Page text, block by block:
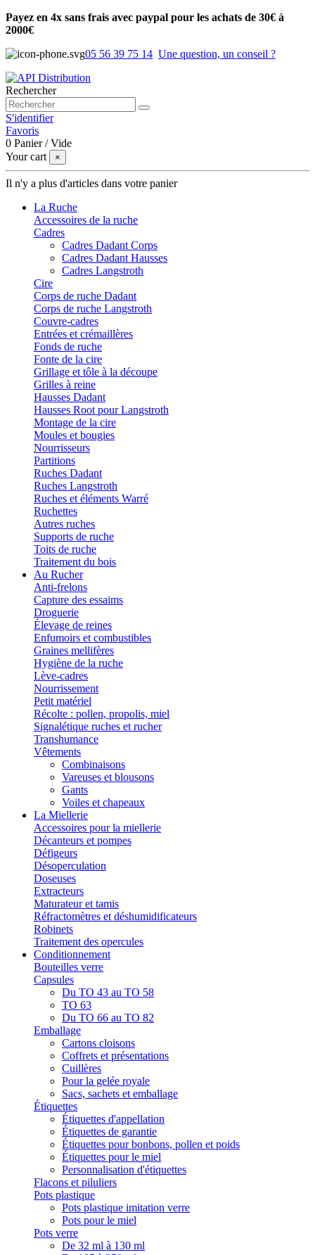
Payez en 4x sans frais avec paypal pour les achats de 30€ à
2000€
05 56 39 75 14 Une question, un conseil ?
Rechercher
S'identifier
Favoris
0 Panier /Vide
Your cart
×
Il n'y a plus d'articles dans votre panier
La Ruche
Accessoires de la ruche
Cadres
Cadres Dadant Corps
Cadres Dadant Hausses
Cadres Langstroth
Cire
Corps de ruche Dadant
Corps de ruche Langstroth
Couvre-cadres
Entrées et crémaillères
Fonds de ruche
Fonte de la cire
Grillage et tôle à la découpe
Grilles à reine
Hausses Dadant
Hausses Root pour Langstroth
Montage de la cire
Moules et bougies
Nourrisseurs
Partitions
Ruches Dadant
Ruches Langstroth
Ruches et éléments Warré
Ruchettes
Autres ruches
Supports de ruche
Toits de ruche
Traitement du bois
Au Rucher
Anti-frelons
Capture des essaims
Droguerie
Élevage de reines
Enfumoirs et combustibles
Graines mellifères
Hygiène de la ruche
Lève-cadres
Nourrissement
Petit matériel
Récolte : pollen, propolis, miel
Signalétique ruches et rucher
Transhumance
Vêtements
Combinaisons
Vareuses et blousons
Gants
Voiles et chapeaux
La Miellerie
Accessoires pour la miellerie
Décanteurs et pompes
Défigeurs
Désoperculation
Doseuses
Extracteurs
Maturateur et tamis
Réfractomètres et déshumidificateurs
Robinets
Traitement des opercules
Conditionnement
Bouteilles verre
Capsules
Du TO 43 au TO 58
TO 63
Du TO 66 au TO 82
Emballage
Cartons cloisons
Coffrets et présentations
Cuillères
Pour la gelée royale
Sacs, sachets et emballage
Étiquettes
Étiquettes d'appellation
Étiquettes de garantie
Étiquettes pour bonbons, pollen et poids
Étiquettes pour le miel
Personnalisation d'étiquettes
Flacons et piluliers
Pots plastique
Pots plastique imitation verre
Pots pour le miel
Pots verre
De 32 ml à 130 ml